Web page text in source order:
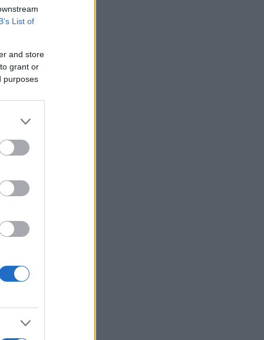
List of
and store
grant or
purposes
50